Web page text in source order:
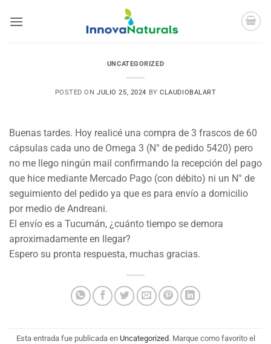
UNCATEGORIZED
POSTED ONJULIO 25, 2024 BYCLAUDIOBALART
Buenas tardes. Hoy realicé una compra de 3 frascos de 60
cápsulas cada uno de Omega 3 (N° de pedido 5420) pero
no me llego ningún mail confirmando la recepción del pago
que hice mediante Mercado Pago (con débito) ni un N° de
seguimiento del pedido ya que es para envío a domicilio
por medio de Andreani.
El envío es a Tucumán, ¿cuánto tiempo se demora
aproximadamente en llegar?
Espero su pronta respuesta, muchas gracias.
Esta entrada fue publicada en Uncategorized. Marque como favorito el